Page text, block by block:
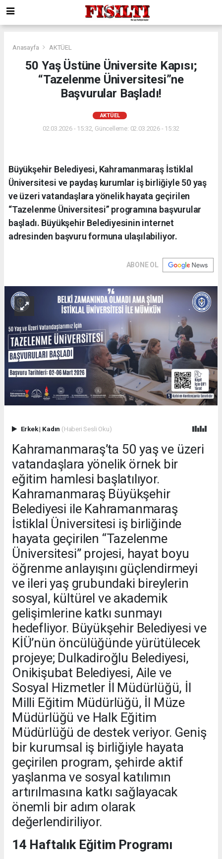
Anasayfa AKTÜEL
50 Yaş Üstüne Üniversite Kapısı;
“Tazelenme Üniversitesi”ne
Başvurular Başladı!
AKTÜEL
02.03.2026 - 15:32, Güncelleme: 02.03.2026 - 15:32
Büyükşehir Belediyesi, Kahramanmaraş İstiklal
Üniversitesi ve paydaş kurumlar iş birliğiyle 50 yaş
ve üzeri vatandaşlara yönelik hayata geçirilen
“Tazelenme Üniversitesi” programına başvurular
başladı. Büyükşehir Belediyesinin internet
adresinden başvuru formuna ulaşılabiliyor.
ABONE OL
Erkek| Kadın (Haberi Sesli Oku)
Kahramanmaraş’ta 50 yaş ve üzeri
vatandaşlara yönelik örnek bir
eğitim hamlesi başlatılıyor.
Kahramanmaraş Büyükşehir
Belediyesi ile Kahramanmaraş
İstiklal Üniversitesi iş birliğinde
hayata geçirilen “Tazelenme
Üniversitesi” projesi, hayat boyu
öğrenme anlayışını güçlendirmeyi
ve ileri yaş grubundaki bireylerin
sosyal, kültürel ve akademik
gelişimlerine katkı sunmayı
hedefliyor. Büyükşehir Belediyesi ve
KİÜ’nün öncülüğünde yürütülecek
projeye; Dulkadiroğlu Belediyesi,
Onikişubat Belediyesi, Aile ve
Sosyal Hizmetler İl Müdürlüğü, İl
Milli Eğitim Müdürlüğü, İl Müze
Müdürlüğü ve Halk Eğitim
Müdürlüğü de destek veriyor. Geniş
bir kurumsal iş birliğiyle hayata
geçirilen program, şehirde aktif
yaşlanma ve sosyal katılımın
artırılmasına katkı sağlayacak
önemli bir adım olarak
değerlendiriliyor.
14 Haftalık Eğitim Programı